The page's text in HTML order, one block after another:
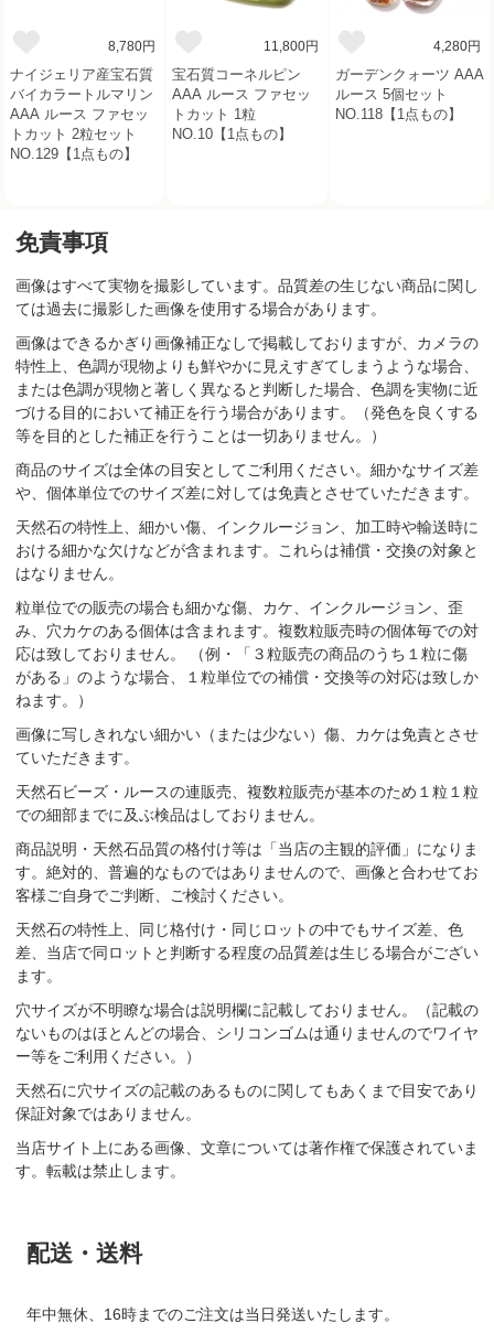
8,780円
ナイジェリア産宝石質
バイカラートルマリン
AAA ルース ファセッ
トカット 2粒セット
NO.129【1点もの】
11,800円
宝石質コーネルピン
AAA ルース ファセッ
トカット 1粒
NO.10【1点もの】
4,280円
ガーデンクォーツ AAA
ルース 5個セット
NO.118【1点もの】
免責事項
画像はすべて実物を撮影しています。品質差の生じない商品に関し
ては過去に撮影した画像を使用する場合があります。
画像はできるかぎり画像補正なしで掲載しておりますが、カメラの
特性上、色調が現物よりも鮮やかに見えすぎてしまうような場合、
または色調が現物と著しく異なると判断した場合、色調を実物に近
づける目的において補正を行う場合があります。（発色を良くする
等を目的とした補正を行うことは一切ありません。）
商品のサイズは全体の目安としてご利用ください。細かなサイズ差
や、個体単位でのサイズ差に対しては免責とさせていただきます。
天然石の特性上、細かい傷、インクルージョン、加工時や輸送時に
おける細かな欠けなどが含まれます。これらは補償・交換の対象と
はなりません。
粒単位での販売の場合も細かな傷、カケ、インクルージョン、歪
み、穴カケのある個体は含まれます。複数粒販売時の個体毎での対
応は致しておりません。 （例・「３粒販売の商品のうち１粒に傷
がある」のような場合、１粒単位での補償・交換等の対応は致しか
ねます。）
画像に写しきれない細かい（または少ない）傷、カケは免責とさせ
ていただきます。
天然石ビーズ・ルースの連販売、複数粒販売が基本のため１粒１粒
での細部までに及ぶ検品はしておりません。
商品説明・天然石品質の格付け等は「当店の主観的評価」になりま
す。絶対的、普遍的なものではありませんので、画像と合わせてお
客様ご自身でご判断、ご検討ください。
天然石の特性上、同じ格付け・同じロットの中でもサイズ差、色
差、当店で同ロットと判断する程度の品質差は生じる場合がござい
ます。
穴サイズが不明瞭な場合は説明欄に記載しておりません。（記載の
ないものはほとんどの場合、シリコンゴムは通りませんのでワイヤ
ー等をご利用ください。）
天然石に穴サイズの記載のあるものに関してもあくまで目安であり
保証対象ではありません。
当店サイト上にある画像、文章については著作権で保護されていま
す。転載は禁止します。
配送・送料
年中無休、16時までのご注文は当日発送いたします。